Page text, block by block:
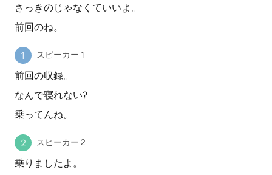
さっきのじゃなくていいよ。
前回のね。
スピーカー 1
前回の収録。
なんで寝れない?
乗ってんね。
スピーカー 2
乗りましたよ。